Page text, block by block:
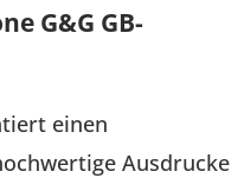
G&G GB-
einen
Ausdrucke